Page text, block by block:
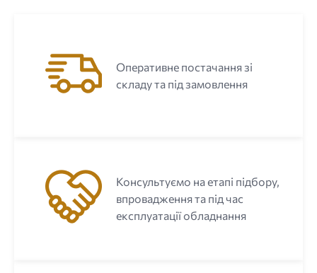
Оперативне постачання зі
складу та під замовлення
Консультуємо на етапі підбору,
впровадження та під час
експлуатації обладнання